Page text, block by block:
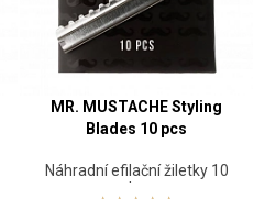
MR. MUSTACHE Styling
Blades 10 pcs
Náhradní efilační žiletky 10
ks